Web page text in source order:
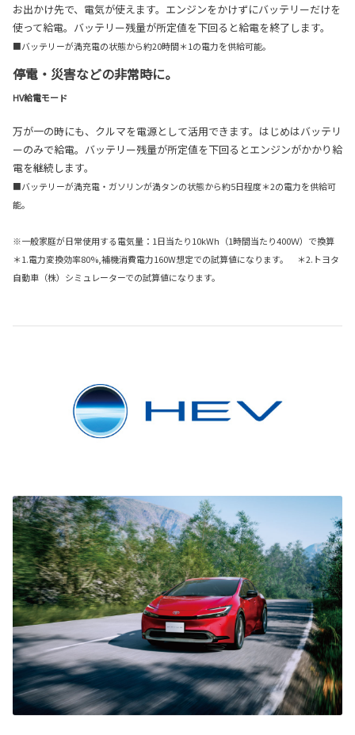
お出かけ先で、電気が使えます。エンジンをかけずにバッテリーだけを
使って給電。バッテリー残量が所定値を下回ると給電を終了します。
■バッテリーが満充電の状態から約20時間＊1の電力を供給可能。
停電・災害などの非常時に。
HV給電モード
万が一の時にも、クルマを電源として活用できます。はじめはバッテリ
ーのみで給電。バッテリー残量が所定値を下回るとエンジンがかかり給
電を継続します。
■バッテリーが満充電・ガソリンが満タンの状態から約5日程度＊2の電力を供給可
能。
※一般家庭が日常使用する電気量：1日当たり10kWh（1時間当たり400Ｗ）で換算
＊1.電力変換効率80%,補機消費電力160W想定での試算値になります。 ＊2.トヨタ
自動車（株）シミュレーターでの試算値になります。